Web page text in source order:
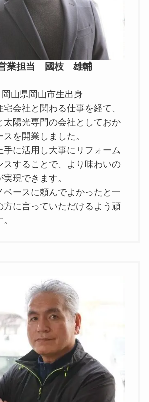
業担当 國枝 雄輔
山県岡山市生出身
会社と関わる仕事を経て、
太陽光専門の会社としておか
を開業しました。
手に活用し大事にリフォーム
スすることで、より味わいの
現できます。
ベースに頼んでよかったと一
方に言っていただけるよう頑